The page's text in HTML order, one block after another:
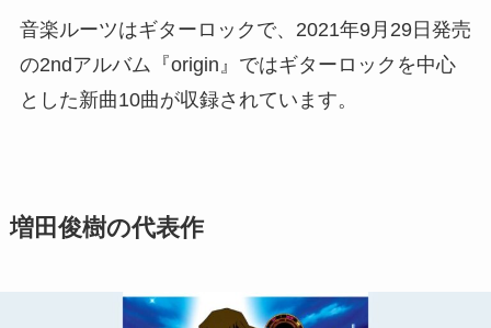
音楽ルーツはギターロックで、2021年9月29日発売
の2ndアルバム『origin』ではギターロックを中心
とした新曲10曲が収録されています。
増田俊樹の代表作